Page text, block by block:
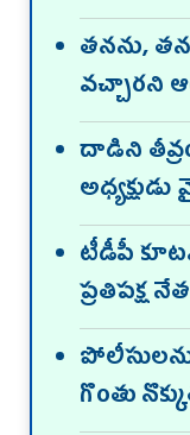
తనను,
వచ్చారని
దాడిని
టీడీపీ
ప్రతిపక్ష
పోలీసులను
గొంతు